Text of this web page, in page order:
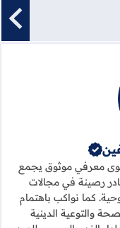
معرفي موثوق يجمع
رصينة في مجالات
كما نواكب باهتمام
والتوعية الدينية